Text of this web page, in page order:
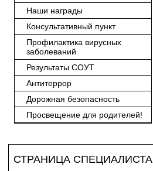
Наши награды
Консультативный пункт
Профилактика вирусных
заболеваний
Результаты СОУТ
Антитеррор
Дорожная безопасность
Просвещение для родителей!
СТРАНИЦА СПЕЦИАЛИСТА